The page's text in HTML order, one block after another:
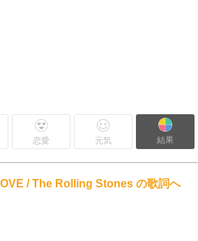
恋愛 元気 結果
/ The Rolling Stones の歌詞へ